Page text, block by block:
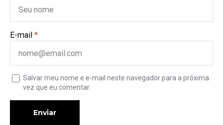
E-mail *
Salvar meu nome e e-mail neste navegador para a próxima
vez que eu comentar.
Enviar